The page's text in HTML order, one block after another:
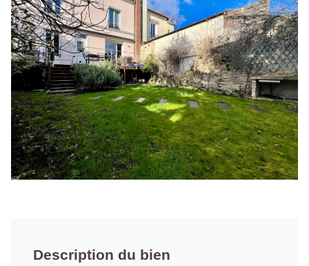
Description du bien